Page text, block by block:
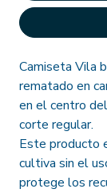
Camiseta Vila
rematado en
en el centro
corte regular.
Este producto
cultiva sin el
protege los